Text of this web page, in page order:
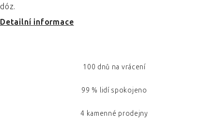
dóz.
Detailní informace
100 dnů na vrácení
99 % lidí spokojeno
4 kamenné prodejny